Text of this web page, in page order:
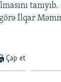
İlqar
Çap et